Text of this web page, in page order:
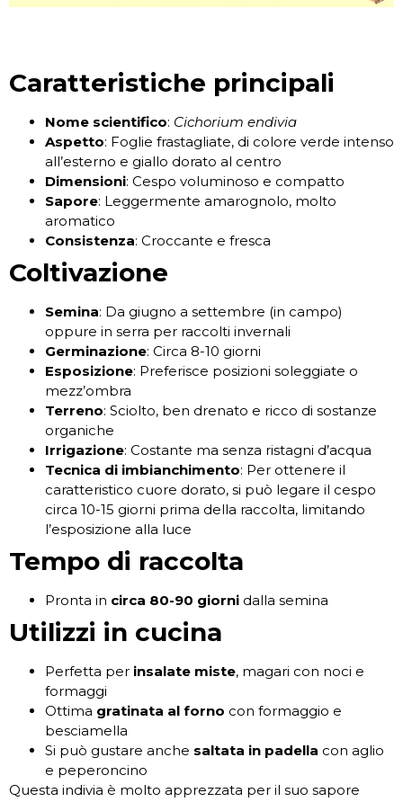
Caratteristiche principali
Nome scientifico: Cichorium endivia
Aspetto: Foglie frastagliate, di colore verde intenso
all’esterno e giallo dorato al centro
Dimensioni: Cespo voluminoso e compatto
Sapore: Leggermente amarognolo, molto
aromatico
Consistenza: Croccante e fresca
Coltivazione
Semina: Da giugno a settembre (in campo)
oppure in serra per raccolti invernali
Germinazione: Circa 8-10 giorni
Esposizione: Preferisce posizioni soleggiate o
mezz’ombra
Terreno: Sciolto, ben drenato e ricco di sostanze
organiche
Irrigazione: Costante ma senza ristagni d’acqua
Tecnica di imbianchimento: Per ottenere il
caratteristico cuore dorato, si può legare il cespo
circa 10-15 giorni prima della raccolta, limitando
l’esposizione alla luce
Tempo di raccolta
Pronta in circa 80-90 giorni dalla semina
Utilizzi in cucina
Perfetta per insalate miste, magari con noci e
formaggi
Ottima gratinata al forno con formaggio e
besciamella
Si può gustare anche saltata in padella con aglio
e peperoncino
Questa indivia è molto apprezzata per il suo sapore